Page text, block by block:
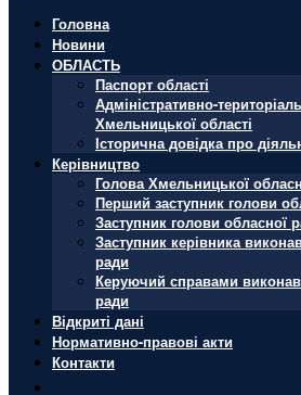
Головна
Новини
ОБЛАСТЬ
Паспорт області
Адміністративно-
Хмельницької області
Історична довідка про
Керівництво
Голова Хмельницької
Перший заступник голови
Заступник голови обласної
Заступник керівника
ради
Керуючий справами
ради
Відкриті дані
Нормативно-правові акти
Контакти